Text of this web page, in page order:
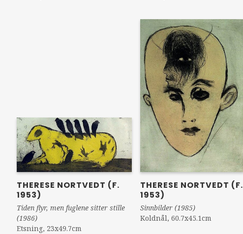
THERESE NORTVEDT (F.
1953)
Tiden flyr, men fuglene sitter stille
(1986)
Etsning, 23x49.7cm
THERESE NORTVEDT (F.
1953)
Sinnbilder (1985)
Koldnål, 60.7x45.1cm